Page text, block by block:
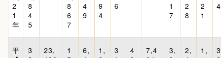
2
1
年
8
4
5
8
6
7
4
9
9
4
6
1
7
2
8
2
1
4
平
3
23,
1
6,
1,
3
4
7,4
3,
2,
1,
3